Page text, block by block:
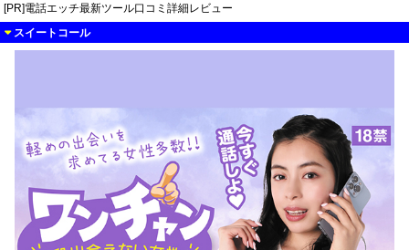
[PR]電話エッチ最新ツール口コミ詳細レビュー
スイートコール